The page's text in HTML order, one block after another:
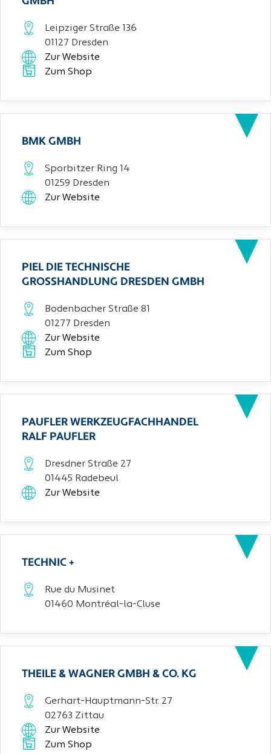
Leipziger Straße 136
01127 Dresden
Zur Website
Zum Shop
BMK GMBH
Sporbitzer Ring 14
01259 Dresden
Zur Website
PIEL DIE TECHNISCHE
GROSSHANDLUNG DRESDEN GMBH
Bodenbacher Straße 81
01277 Dresden
Zur Website
Zum Shop
PAUFLER WERKZEUGFACHHANDEL
RALF PAUFLER
Dresdner Straße 27
01445 Radebeul
Zur Website
TECHNIC +
Rue du Musinet
01460 Montréal-la-Cluse
THEILE & WAGNER GMBH & CO. KG
Gerhart-Hauptmann-Str. 27
02763 Zittau
Zur Website
Zum Shop